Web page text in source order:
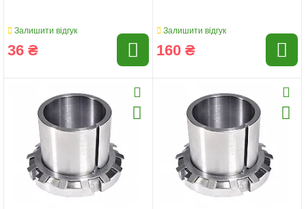
Залишити відгук
36 ₴
Залишити відгук
160 ₴